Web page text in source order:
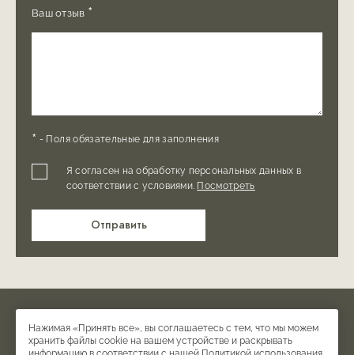
Нажимая «Принять все», вы соглашаетесь с тем, что мы можем
хранить файлы cookie на вашем устройстве и раскрывать
Ваш отзыв *
* - Поля обязательные для заполнения
Я согласен на обработку персональных данных в
соответствии с условиями. Посмотреть
Отправить
© Отель ТУФЕНКЯН ИСТОРИЧЕСКИЙ ЕРЕВАН, 2026
Официальный сайт.